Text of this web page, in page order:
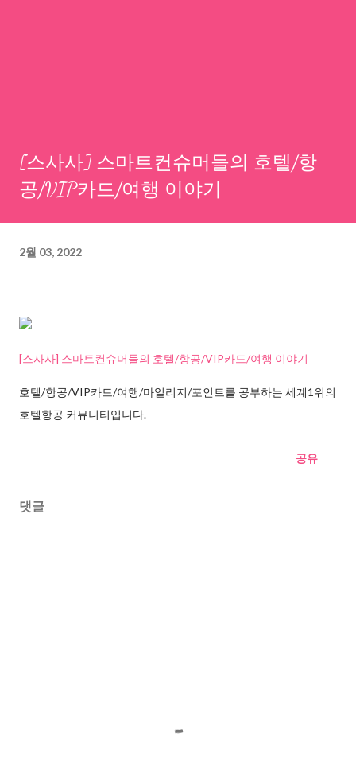
[스사사] 스마트컨슈머들의 호텔/항
공/VIP카드/여행 이야기
2월 03, 2022
[스사사] 스마트컨슈머들의 호텔/항공/VIP카드/여행 이야기
호텔/항공/VIP카드/여행/마일리지/포인트를 공부하는 세계1위의
호텔항공 커뮤니티입니다.
공유
댓글